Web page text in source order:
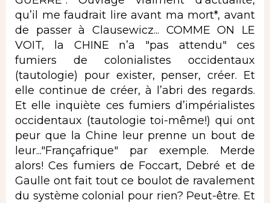
qu’il me faudrait lire avant ma mort*, avant
de passer à Clausewicz... COMME ON LE
VOIT, la CHINE n’a "pas attendu" ces
fumiers de colonialistes occidentaux
(tautologie) pour exister, penser, créer. Et
elle continue de créer, à l’abri des regards.
Et elle inquiète ces fumiers d’impérialistes
occidentaux (tautologie toi-même!) qui ont
peur que la Chine leur prenne un bout de
leur..."Françafrique" par exemple. Merde
alors! Ces fumiers de Foccart, Debré et de
Gaulle ont fait tout ce boulot de ravalement
du système colonial pour rien? Peut-être. Et